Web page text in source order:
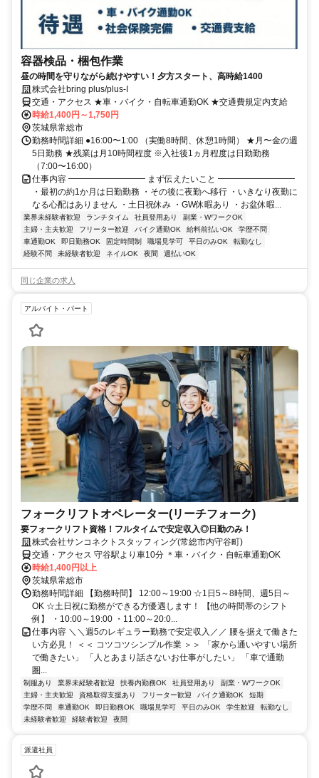
容器検品・梱包作業
昼の時間を守りながら続けやすい！夕方スタート、高時給1400
株式会社bring plus/plus-I
交通・アクセス ★車・バイク・自転車通勤OK ★交通費規定内支給
時給1,400円～1,750円
茨城県常総市
勤務時間詳細 ●16:00〜1:00 （実働8時間、休憩1時間） ★月〜金の週
5日勤務 ★残業は月10時間程度 ※入社後1ヵ月程度は日勤勤務
（7:00〜16:00）
仕事内容 ━━━━━━━━━ まず伝えたいこと ━━━━━━━━━
・最初の約1か月は日勤勤務 ・その後に夜勤へ移行 ・いきなり夜勤に
なる心配はありません ・土日祝休み ・GW休暇あり ・お盆休暇...
業界未経験者歓迎 ランチタイム 社員登用あり
副業・WワークOK
主婦・主夫歓迎
フリーター歓迎 バイク通勤OK 給料前払いOK
学歴不問
車通勤OK
即日勤務OK 固定時間制 職場見学可 平日のみOK
転勤なし
経験不問
未経験者歓迎 ネイルOK 夜間 週払いOK
同じ企業の求人
アルバイト・パート
フォークリフトオペレーター(リーチフォーク)
要フォークリフト資格！フルタイムで安定収入◎日勤のみ！
株式会社サンコネクトスタッフィング(常総市内守谷町)
交通・アクセス 守谷駅より車10分 ＊車・バイク・自転車通勤OK
時給1,400円以上
茨城県常総市
勤務時間詳細 【勤務時間】 12:00～19:00 ☆1日5～8時間、週5日～
OK ☆土日祝に勤務ができる方優遇します！ 【他の時間帯のシフト
例】 ・10:00～19:00 ・11:00～20:0...
仕事内容 ＼＼週5のレギュラー勤務で安定収入／／ 腰を据えて働きた
い方必見！ ＜＜ コツコツシンプル作業 ＞＞ 「家から通いやすい場所
で働きたい」 「人とあまり話さないお仕事がしたい」 「車で通勤
圏...
制服あり 業界未経験者歓迎 扶養内勤務OK 社員登用あり
副業・WワークOK
主婦・主夫歓迎
資格取得支援あり フリーター歓迎 バイク通勤OK
短期
学歴不問
車通勤OK 即日勤務OK 職場見学可 平日のみOK 学生歓迎
転勤なし
未経験者歓迎
経験者歓迎 夜間
派遣社員